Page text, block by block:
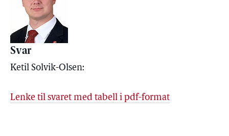
Svar
Ketil Solvik-Olsen:
Lenke til svaret med tabell i pdf-format